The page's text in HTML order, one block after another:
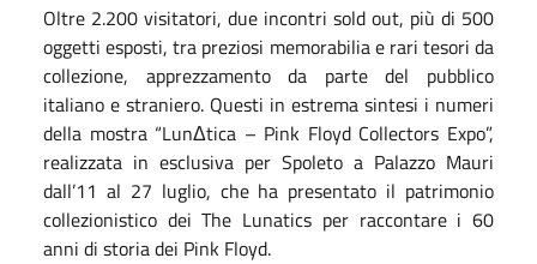
Oltre 2.200 visitatori, due incontri sold out, più di 500
oggetti esposti, tra preziosi memorabilia e rari tesori da
collezione, apprezzamento da parte del pubblico
italiano e straniero. Questi in estrema sintesi i numeri
della mostra “LunΔtica – Pink Floyd Collectors Expo”,
realizzata in esclusiva per Spoleto a Palazzo Mauri
dall’11 al 27 luglio, che ha presentato il patrimonio
collezionistico dei The Lunatics per raccontare i 60
anni di storia dei Pink Floyd.